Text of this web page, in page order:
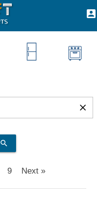
account_box
search
9 Next »